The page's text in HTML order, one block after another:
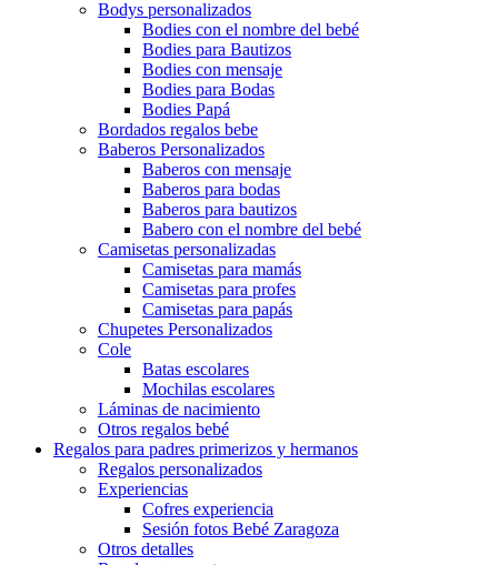
Bodys personalizados
Bodies con el nombre del bebé
Bodies para Bautizos
Bodies con mensaje
Bodies para Bodas
Bodies Papá
Bordados regalos bebe
Baberos Personalizados
Baberos con mensaje
Baberos para bodas
Baberos para bautizos
Babero con el nombre del bebé
Camisetas personalizadas
Camisetas para mamás
Camisetas para profes
Camisetas para papás
Chupetes Personalizados
Cole
Batas escolares
Mochilas escolares
Láminas de nacimiento
Otros regalos bebé
Regalos para padres primerizos y hermanos
Regalos personalizados
Experiencias
Cofres experiencia
Sesión fotos Bebé Zaragoza
Otros detalles